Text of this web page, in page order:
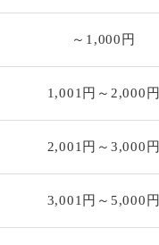
～1,000円
1,001円～2,000円
2,001円～3,000円
3,001円～5,000円